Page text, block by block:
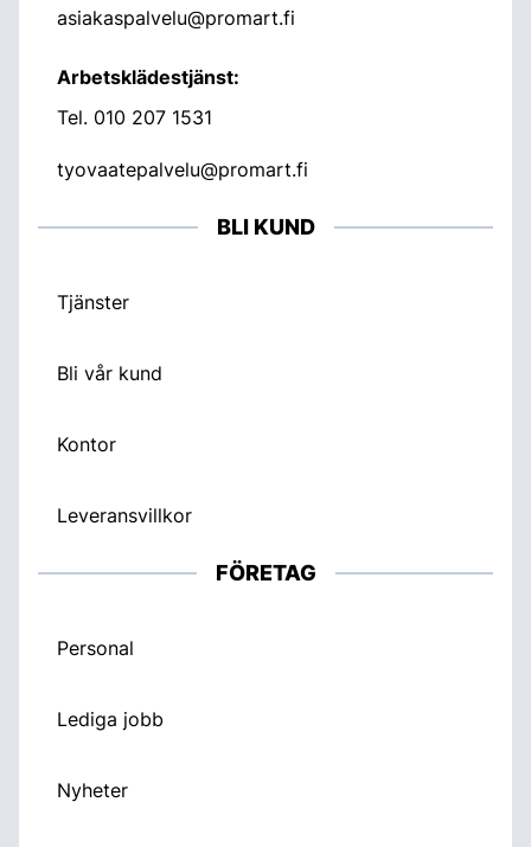
asiakaspalvelu@promart.fi
Arbetsklädestjänst:
Tel. 010 207 1531
tyovaatepalvelu@promart.fi
BLI KUND
Tjänster
Bli vår kund
Kontor
Leveransvillkor
FÖRETAG
Personal
Lediga jobb
Nyheter